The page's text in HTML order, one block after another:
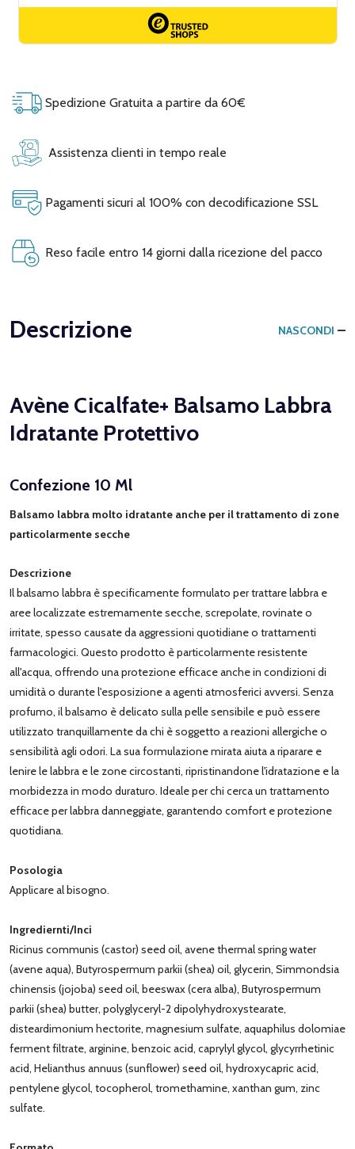
Spedizione Gratuita a partire da 60€
Assistenza clienti in tempo reale
Pagamenti sicuri al 100% con decodificazione SSL
Reso facile entro 14 giorni dalla ricezione del pacco
Descrizione NASCONDI
Avène Cicalfate+ Balsamo Labbra
Idratante Protettivo
Confezione 10 Ml
Balsamo labbra molto idratante anche per il trattamento di zone
particolarmente secche
Descrizione
Il balsamo labbra è specificamente formulato per trattare labbra e
aree localizzate estremamente secche, screpolate, rovinate o
irritate, spesso causate da aggressioni quotidiane o trattamenti
farmacologici. Questo prodotto è particolarmente resistente
all'acqua, offrendo una protezione efficace anche in condizioni di
umidità o durante l'esposizione a agenti atmosferici avversi. Senza
profumo, il balsamo è delicato sulla pelle sensibile e può essere
utilizzato tranquillamente da chi è soggetto a reazioni allergiche o
sensibilità agli odori. La sua formulazione mirata aiuta a riparare e
lenire le labbra e le zone circostanti, ripristinandone l'idratazione e la
morbidezza in modo duraturo. Ideale per chi cerca un trattamento
efficace per labbra danneggiate, garantendo comfort e protezione
quotidiana.
Posologia
Applicare al bisogno.
Ingrediernti/Inci
Ricinus communis (castor) seed oil, avene thermal spring water
(avene aqua), Butyrospermum parkii (shea) oil, glycerin, Simmondsia
chinensis (jojoba) seed oil, beeswax (cera alba), Butyrospermum
parkii (shea) butter, polyglyceryl-2 dipolyhydroxystearate,
disteardimonium hectorite, magnesium sulfate, aquaphilus dolomiae
ferment filtrate, arginine, benzoic acid, caprylyl glycol, glycyrrhetinic
acid, Helianthus annuus (sunflower) seed oil, hydroxycapric acid,
pentylene glycol, tocopherol, tromethamine, xanthan gum, zinc
sulfate.